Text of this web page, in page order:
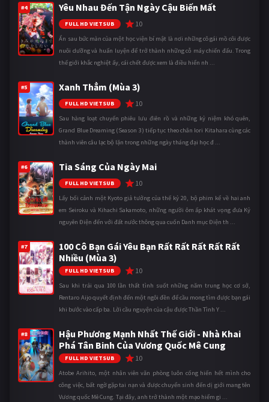
#4 Yêu Nhau Đến Tận Ngày Cậu Biến Mất
FULL HD VIETSUB 10
Ẩn sau bức màn của một học viện bí mật là nơi những cô gái mồ côi được
nuôi dưỡng và huấn luyện để trở thành những cỗ máy chiến đấu. Trong
thế giới khắc nghiệt ấy, cái chết được xem là điều hiển nh ...
#5 Xanh Thẳm (Mùa 3)
FULL HD VIETSUB 10
Sau hàng loạt chuyến phiêu lưu điên rồ và những kỷ niệm khó quên,
Grand Blue Dreaming (Season 3) tiếp tục theo chân Iori Kitahara cùng các
thành viên câu lạc bộ lặn trong những ngày tháng đại học đ ...
#6 Tia Sáng Của Ngày Mai
FULL HD VIETSUB 10
Lấy bối cảnh một Kyoto giả tưởng của thế kỷ 20, bộ phim kể về hai anh
em Seiroku và Kihachi Sakamoto, những người ôm ấp khát vọng đưa Kỷ
nguyên Điện đến với đất nước thông qua cuốn Danh mục Điện th ...
#7
100 Cô Bạn Gái Yêu Bạn Rất Rất Rất Rất Rất
Nhiều (Mùa 3)
FULL HD VIETSUB 10
Sau khi trải qua 100 lần thất tình suốt những năm trung học cơ sở,
Rentaro Aijo quyết định đến một ngôi đền để cầu mong tìm được bạn gái
khi bước vào cấp ba. Lời cầu nguyện của cậu được Thần Tình Y ...
#8
Hậu Phương Mạnh Nhất Thế Giới - Nhà Khai
Phá Tân Binh Của Vương Quốc Mê Cung
FULL HD VIETSUB 10
Atobe Arihito, một nhân viên văn phòng luôn cống hiến hết mình cho
công việc, bất ngờ gặp tai nạn và được chuyển sinh đến dị giới mang tên
Vương quốc Mê Cung. Tại đây, anh trở thành một mạo hiểm gi ...